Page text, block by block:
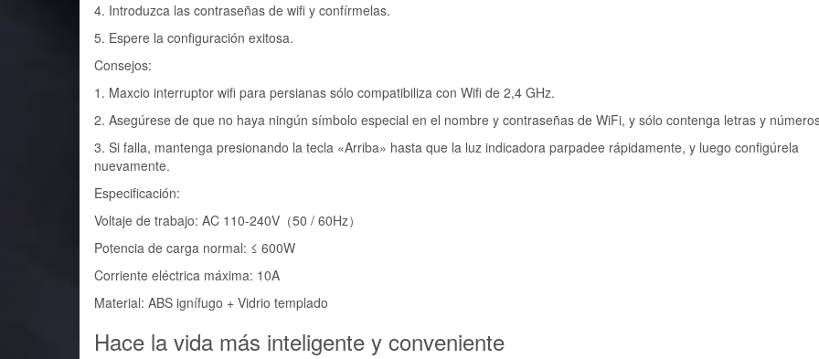
4. Introduzca las contraseñas de wifi y confírmelas.
5. Espere la configuración exitosa.
Consejos:
1. Maxcio interruptor wifi para persianas sólo compatibiliza con Wifi de 2,4 GHz.
2. Asegúrese de que no haya ningún símbolo especial en el nombre y contraseñas de WiFi, y sólo contenga letras y
3. Si falla, mantenga presionando la tecla «Arriba» hasta que la luz indicadora parpadee rápidamente, y luego configúrela
nuevamente.
Especificación:
Voltaje de trabajo: AC 110-240V（50 / 60Hz）
Potencia de carga normal: ≤ 600W
Corriente eléctrica máxima: 10A
Material: ABS ignífugo + Vidrio templado
Hace la vida más inteligente y conveniente